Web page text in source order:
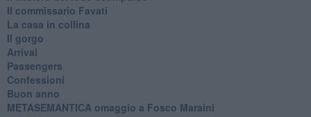
Il commissario Favati
La casa in collina
Il gorgo
Arrival
Passengers
Confessioni
Buon anno
METASEMANTICA omaggio a Fosco Maraini